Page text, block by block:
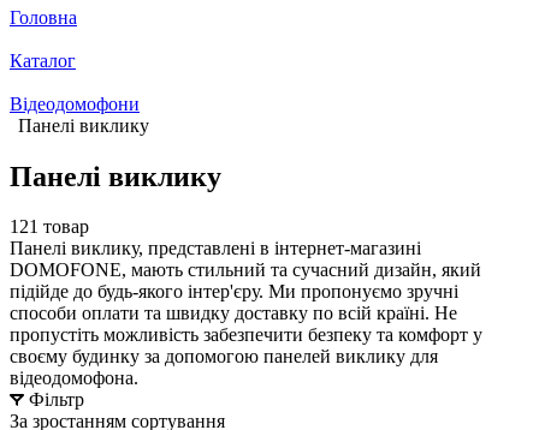
Головна
Каталог
Відеодомофони
Панелі виклику
Панелі виклику
121 товар
Панелі виклику, представлені в інтернет-магазині
DOMOFONE, мають стильний та сучасний дизайн, який
підійде до будь-якого інтер'єру. Ми пропонуємо зручні
способи оплати та швидку доставку по всій країні. Не
пропустіть можливість забезпечити безпеку та комфорт у
своєму будинку за допомогою панелей виклику для
відеодомофона.
Фільтр
За зростанням сортування